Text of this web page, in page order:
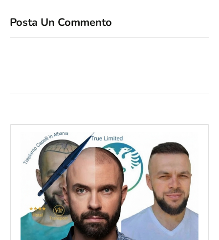
Posta Un Commento